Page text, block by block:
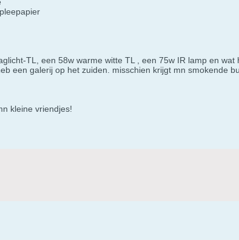
TL, een 58w warme witte TL , een 75w IR lamp en wat
een galerij op het zuiden. misschien krijgt mn smokende
kleine vriendjes!